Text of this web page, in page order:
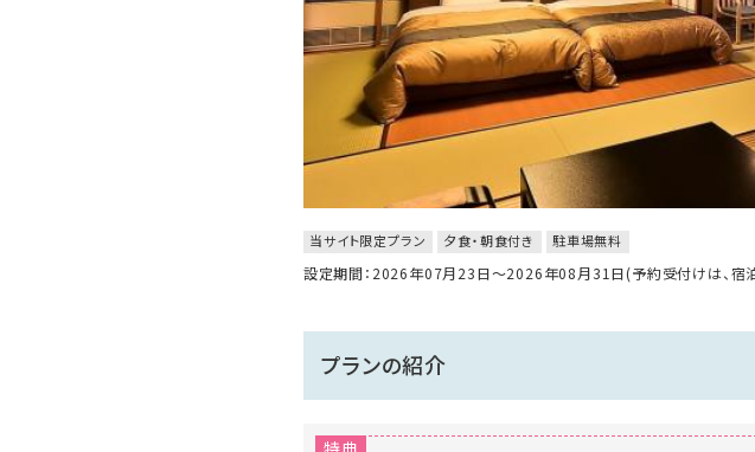
当サイト限定プラン 夕食・朝食付き 駐車場無料
設定期間：2026年07月23日～2026年08月31日(予約受付けは、宿
プランの紹介